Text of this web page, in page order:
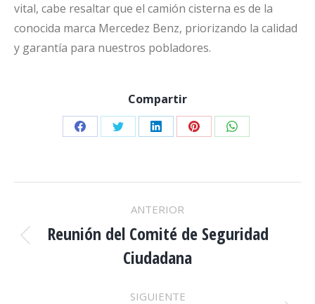
vital, cabe resaltar que el camión cisterna es de la
conocida marca Mercedez Benz, priorizando la calidad
y garantía para nuestros pobladores.
Compartir
Share
Facebook
Share
Twitter
Share
LinkedIn
Share
Pinterest
Share
WhatsApp
NAVEGACIÓN
ENTRE
PUBLICACIONES
ANTERIOR
Publicación
anterior:
Reunión del Comité de Seguridad
Ciudadana
SIGUIENTE